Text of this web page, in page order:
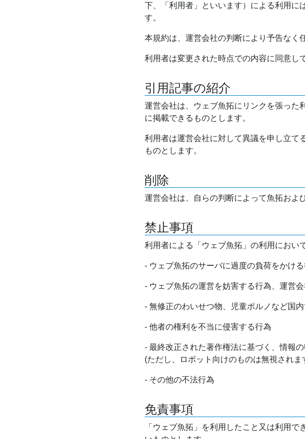
下、「利用者」といいます）による利用に
す。
本規約は、運営会社の判断により予告なく
利用者は変更された時点での内容に同意し
引用記事の紹介
運営会社は、ウェブ魚拓にリンクを張った
に掲載できるものとします。
利用者は運営会社に対して異議を申し立て
ものとします。
削除
運営会社は、自らの判断によって魚拓およ
禁止事項
利用者による「ウェブ魚拓」の利用におい
- ウェブ魚拓のサーバに過度の負荷をかけ
- ウェブ魚拓の運営を妨害する行為、運営
- 無修正のわいせつ物、児童ポルノなど国
- 他者の権利を不当に侵害する行為
- 最終改正された著作権法に基づく、情報
(ただし、ロボット向けのものは無視されま
- その他の不法行為
免責事項
「ウェブ魚拓」を利用したこと又は利用